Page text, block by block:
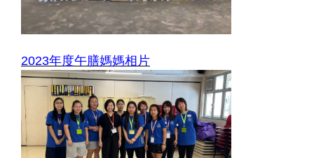
2023年度午膳媽媽相片